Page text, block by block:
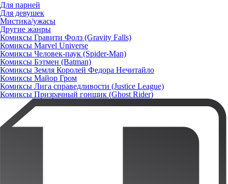
Для парней
Для девушек
Мистика/ужасы
Другие жанры
Комиксы Гравити Фолз (Gravity Falls)
Комиксы Marvel Universe
Комиксы Человек-паук (Spider-Man)
Комиксы Бэтмен (Batman)
Комиксы Земля Королей Федора Нечитайло
Комиксы Майор Гром
Комиксы Лига справедливости (Justice League)
Комиксы Призрачный гонщик (Ghost Rider)